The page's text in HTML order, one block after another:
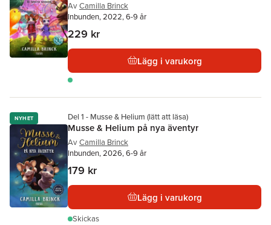
Av Camilla Brinck
Inbunden, 2022, 6-9 år
229 kr
Lägg i varukorg
NYHET Del 1 - Musse & Helium (lätt att läsa)
Musse & Helium på nya äventyr
Av Camilla Brinck
Inbunden, 2026, 6-9 år
179 kr
Lägg i varukorg
Skickas